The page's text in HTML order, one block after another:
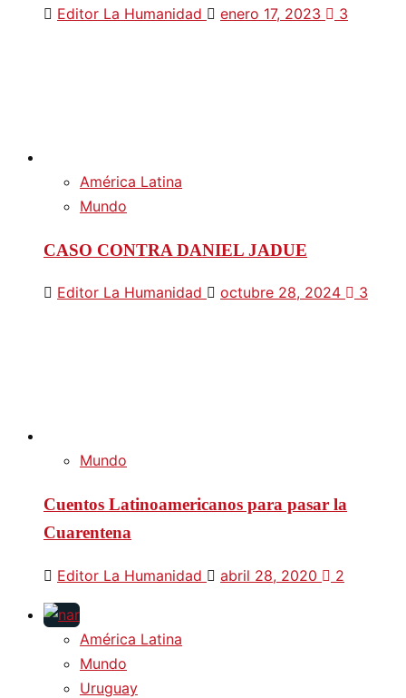
Editor La Humanidad enero 17, 2023 3
América Latina
Mundo
CASO CONTRA DANIEL JADUE
Editor La Humanidad octubre 28, 2024 3
Mundo
Cuentos Latinoamericanos para pasar la
Cuarentena
Editor La Humanidad abril 28, 2020 2
América Latina
Mundo
Uruguay